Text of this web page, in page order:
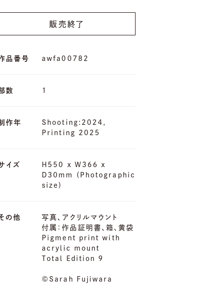
販売終了
品番号 awfa00782
数 1
作年
Shooting:2024,
Printing 2025
イズ
H550 x W366 x
D30mm (Photographic
size)
の他
写真、アクリルマウント
付属：作品証明書、箱、黄袋
Pigment print with
acrylic mount
Total Edition 9
©︎Sarah Fujiwara